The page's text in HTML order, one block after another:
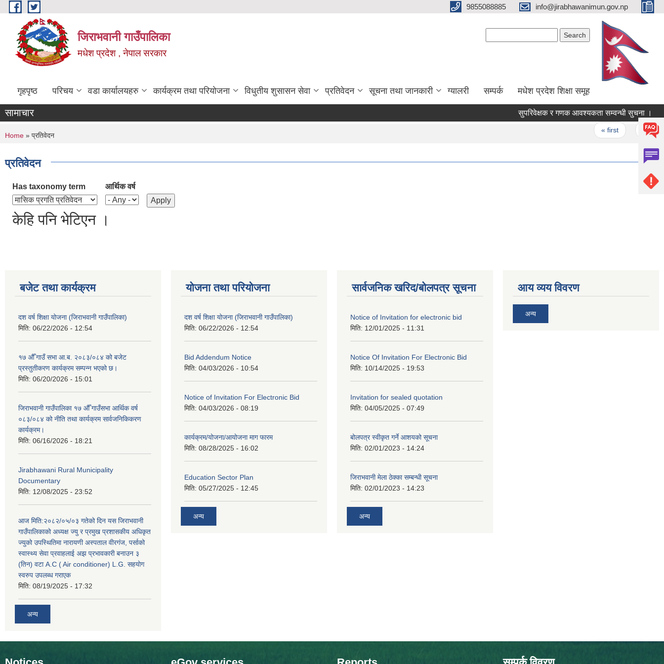
Skip to main content 9855088885 info@jirabhawanimun.gov.np
जिराभवानी गाउँपालिका
मधेश प्रदेश , नेपाल सरकार
गृहपृष्ठ परिचय वडा कार्यालयहरु कार्यक्रम तथा परियोजना विधुतीय शुसासन सेवा प्रतिवेदन सूचना तथा जानकारी ग्यालरी सम्पर्क मधेश प्रदेश शिक्षा समूह
सामाचार सुपरिवेक्षक र गणक आवश्यकता सम्वन्धी सुचना ।
« first ‹ previous
You are here
Home » प्रतिवेदन
प्रतिवेदन
Has taxonomy term आर्थिक वर्ष
केहि पनि भेटिएन ।
बजेट तथा कार्यक्रम
दश वर्ष शिक्षा योजना (जिराभवानी गाउँपालिका)
मिति: 06/22/2026 - 12:54
१७ औँ गाउँ सभा आ.ब. २०८३/०८४ को बजेट
प्रस्तुतीकरण कार्यक्रम सम्पन्न भएको छ।
मिति: 06/20/2026 - 15:01
जिराभवानी गाउँपालिका १७ औँ गाउँसभा आर्थिक वर्ष
०८३/०८४ को नीति तथा कार्यक्रम सार्वजनिकिकरण
कार्यक्रम।
मिति: 06/16/2026 - 18:21
Jirabhawani Rural Municipality
Documentary
मिति: 12/08/2025 - 23:52
आज मिति:२०८२/०५/०३ गतेको दिन यस जिराभवानी
गाउँपालिकाको अध्यक्ष ज्यु र प्रमुख प्रशासकीय अधिकृत
ज्युको उपस्थितिमा नारायणी अस्पताल वीरगंज, पर्साको
स्वास्थ्य सेवा प्रवाहलाई अझ प्रभावकारी बनाउन ३
(तिन) वटा A.C ( Air conditioner) L.G. सहयाेग
स्वरुप उपलब्ध गराएक
मिति: 08/19/2025 - 17:32
अन्य
योजना तथा परियोजना
दश वर्ष शिक्षा योजना (जिराभवानी गाउँपालिका)
मिति: 06/22/2026 - 12:54
Bid Addendum Notice
मिति: 04/03/2026 - 10:54
Notice of Invitation For Electronic Bid
मिति: 04/03/2026 - 08:19
कार्यक्रम/योजना/आयोजना माग फारम
मिति: 08/28/2025 - 16:02
Education Sector Plan
मिति: 05/27/2025 - 12:45
अन्य
सार्वजनिक खरिद/बोलपत्र सूचना
Notice of Invitation for electronic bid
मिति: 12/01/2025 - 11:31
Notice Of Invitation For Electronic Bid
मिति: 10/14/2025 - 19:53
Invitation for sealed quotation
मिति: 04/05/2025 - 07:49
बोलपत्र स्वीकृत गर्ने आशयको सूचना
मिति: 02/01/2023 - 14:24
जिराभवानी मेला ठेक्का सम्बन्धी सूचना
मिति: 02/01/2023 - 14:23
अन्य
आय व्यय विवरण
अन्य